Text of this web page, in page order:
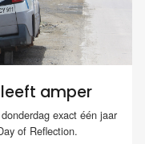
amper
exact één jaar
of Reflection.